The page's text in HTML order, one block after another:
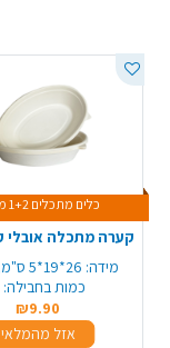
כלים מתכלים 1+2 מתנה
מידה: 26*19*5 ס"מ, 32OZ
כמות בחבילה:
₪9.90
אזל מהמלאי